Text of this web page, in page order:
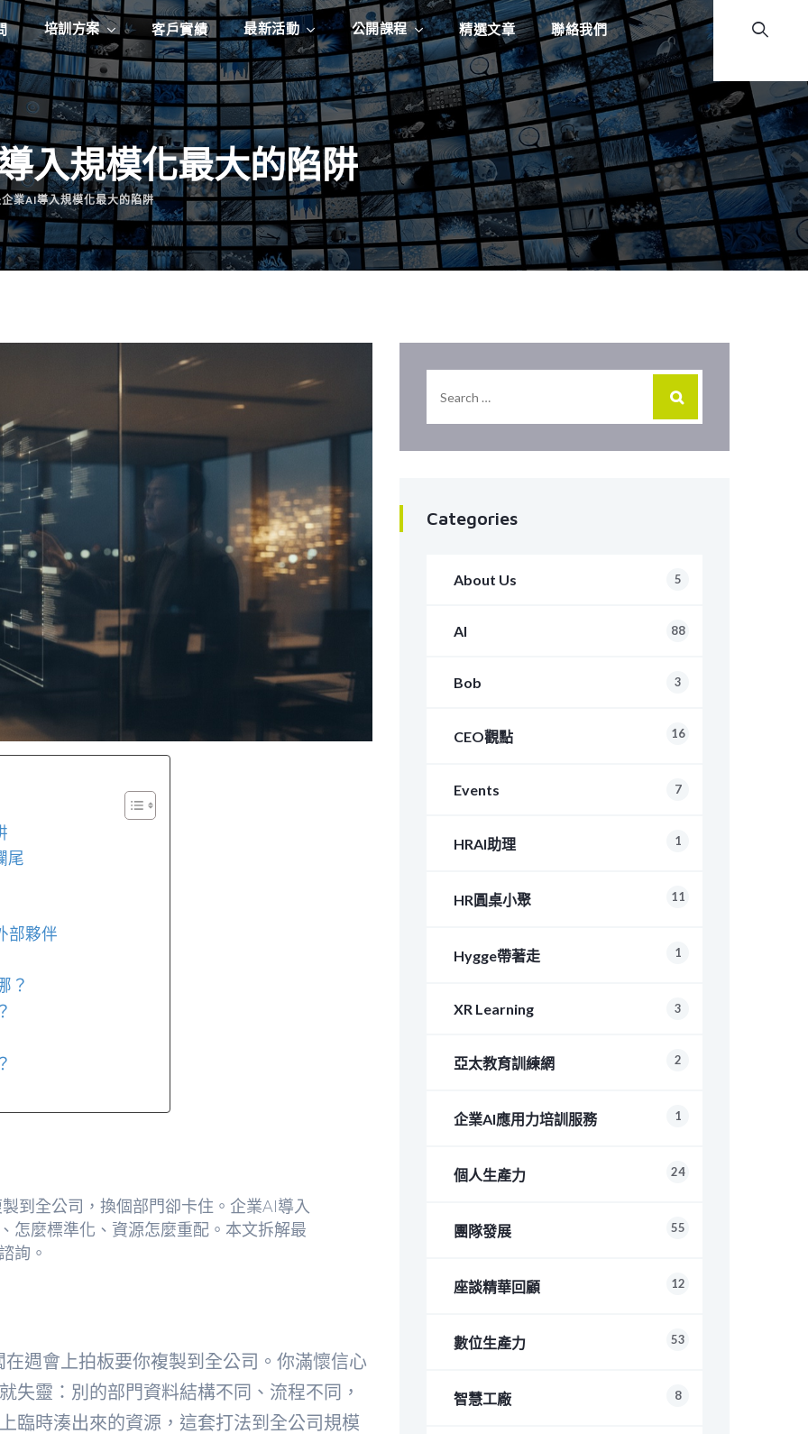
培訓方案 客戶實績 最新活動 公開課程 精選文章 聯絡我們
入規模化最大的陷阱
業AI導入規模化最大的陷阱
尾
部夥伴
？
到全公司，換個部門卻卡住。企業AI導入
怎麼標準化、資源怎麼重配。本文拆解最
詢。
週會上拍板要你複製到全公司。你滿懷信心
失靈：別的部門資料結構不同、流程不同，
臨時湊出來的資源，這套打法到全公司規模
Categories
About Us 5
AI 88
Bob 3
CEO觀點 16
Events 7
HRAI助理 1
HR圓桌小聚 11
Hygge帶著走 1
XR Learning 3
亞太教育訓練網 2
企業AI應用力培訓服務 1
個人生產力 24
團隊發展 55
座談精華回顧 12
數位生產力 53
智慧工廠 8